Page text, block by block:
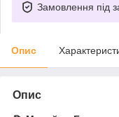
Замовлення під
Опис
Опис